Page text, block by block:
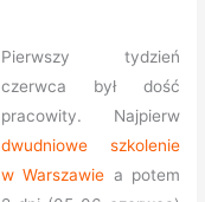
Pierwszy tydzień
czerwca był dość
pracowity. Najpierw
dwudniowe szkolenie
w Warszawie a potem